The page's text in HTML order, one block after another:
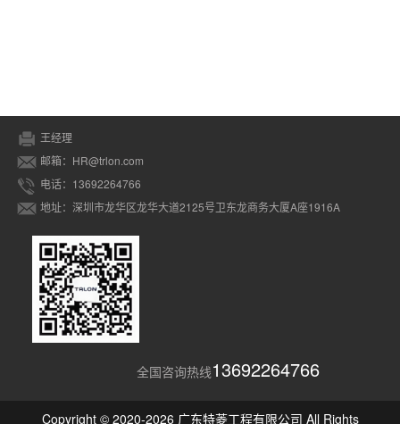
王经理
邮箱：HR@trlon.com
电话：13692264766
地址：深圳市龙华区龙华大道2125号卫东龙商务大厦A座1916A
全国咨询热线13692264766
Copyright © 2020-2026 广东特菱工程有限公司 All Rights